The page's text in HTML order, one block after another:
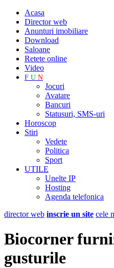
Acasa
Director web
Anunturi imobiliare
Download
Saloane
Retete online
Video
F U N
Jocuri
Avatare
Bancuri
Statusuri, SMS-uri
Horoscop
Stiri
Vedete
Politica
Sport
UTILE
Unelte IP
Hosting
Agenda telefonica
director web inscrie un site cele
Biocorner
gusturile